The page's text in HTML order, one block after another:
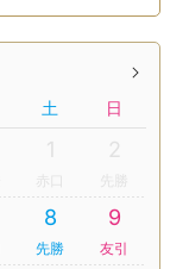
土 日
1 2
8
先勝
9
友引